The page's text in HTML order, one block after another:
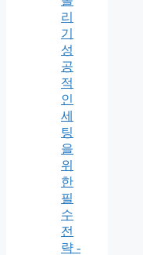
리
기
성
공
적
인
세
팅
을
위
한
필
수
전
략 -